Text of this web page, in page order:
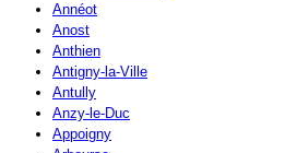
Annéot
Anost
Anthien
Antigny-la-Ville
Antully
Anzy-le-Duc
Appoigny